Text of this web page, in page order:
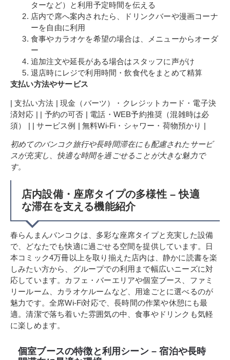
ターなど）と利用予定時間を伝える
店内で席へ案内されたら、ドリンクバーや漫画コーナ
ーを自由に利用
食事やカラオケを希望の場合は、メニューからオーダ
ー
追加注文や延長がある場合はスタッフに声がけ
退店時にレジで利用時間・飲食代をまとめて精算
支払い方法やサービス
| 支払い方法 | 現金（バーツ）・クレジットカード・電子決
済対応 | | 予約の可否 | 電話・WEB予約推奨（混雑時は必
須） | | サービス例 | 無料Wi-Fi・シャワー・荷物預かり |
初めてのバンコク旅行や長時間滞在にも配慮されたサービ
スが充実し、快適な時間を過ごせることが大きな魅力で
す。
店内設備・座席タイプの多様性 – 快適
な滞在を支える機能紹介
春らんまんバンコクは、多彩な座席タイプと充実した設備
で、どなたでも快適に過ごせる空間を提供しています。日
本コミック4万冊以上を取り揃えた店内は、静かに読書を楽
しみたい方から、グループでの利用まで幅広いニーズに対
応しています。カフェ・バーエリアや個室ブース、ファミ
リールーム、カラオケルームなど、用途ごとに選べるのが
魅力です。全席Wi-Fi対応で、長時間の作業や休憩にも最
適。清潔で落ち着いた雰囲気の中、食事やドリンクも気軽
に楽しめます。
個室ブースの特徴と利用シーン – 宿泊や長時